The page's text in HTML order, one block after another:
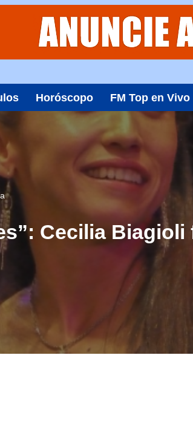
Horóscopo FM Top en Vivo
Cecilia